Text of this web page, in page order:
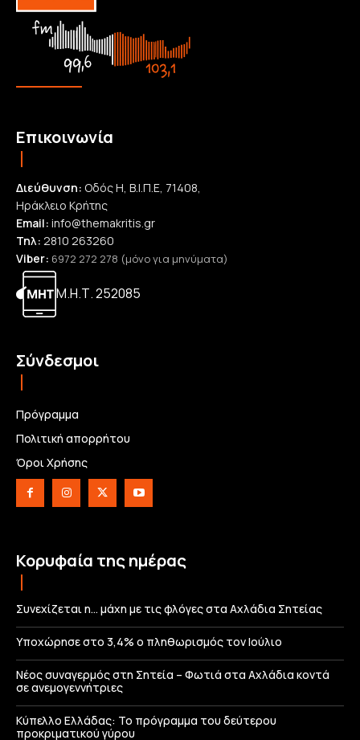
Επικοινωνία
Διεύθυνση: Οδός Η, Β.Ι.Π.Ε, 71408,
Ηράκλειο Κρήτης
Email: info@themakritis.gr
Τηλ: 2810 263260
Viber: 6972 272 278 (μόνο για μηνύματα)
Μ.Η.Τ. 252085
Σύνδεσμοι
Πρόγραμμα
Πολιτική απορρήτου
Όροι Χρήσης
Κορυφαία της ημέρας
Συνεχίζεται η… μάχη με τις φλόγες στα Αχλάδια Σητείας
Υποχώρησε στο 3,4% ο πληθωρισμός τον Ιούλιο
Νέος συναγερμός στη Σητεία – Φωτιά στα Αχλάδια κοντά
σε ανεμογεννήτριες
Κύπελλο Ελλάδας: Το πρόγραμμα του δεύτερου
προκριματικού γύρου